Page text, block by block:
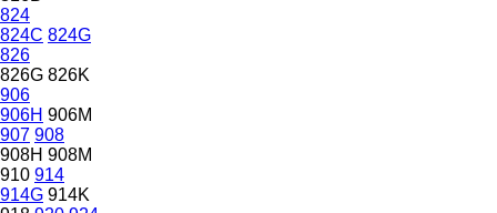
824
824C 824G
826
826G 826K
906
906H 906M
907 908
908H 908M
910 914
914G 914K